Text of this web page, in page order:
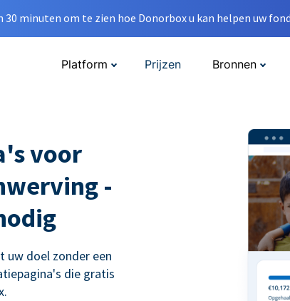
30 minuten om te zien hoe Donorbox u kan helpen uw
Platform Prijzen Bronnen
voor
-
uw doel zonder een
die gratis